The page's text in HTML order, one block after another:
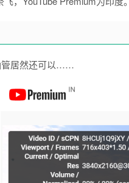
管居然还可以……